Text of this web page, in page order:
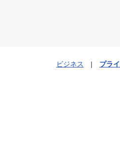
ビジネス | プラ